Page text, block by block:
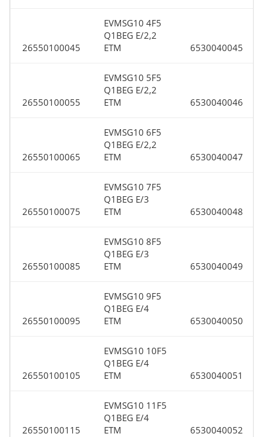
26550100045
EVMSG10 4F5
Q1BEG E/2,2
ETM
6530040045
26550100055
EVMSG10 5F5
Q1BEG E/2,2
ETM
6530040046
26550100065
EVMSG10 6F5
Q1BEG E/2,2
ETM
6530040047
26550100075
EVMSG10 7F5
Q1BEG E/3
ETM
6530040048
26550100085
EVMSG10 8F5
Q1BEG E/3
ETM
6530040049
26550100095
EVMSG10 9F5
Q1BEG E/4
ETM
6530040050
26550100105
EVMSG10 10F5
Q1BEG E/4
ETM
6530040051
26550100115
EVMSG10 11F5
Q1BEG E/4
ETM
6530040052